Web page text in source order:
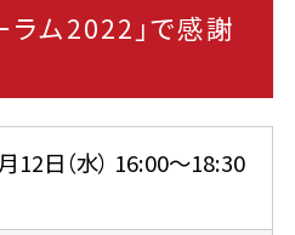
ラム2022」で感謝
12日（水） 16:00～18:30